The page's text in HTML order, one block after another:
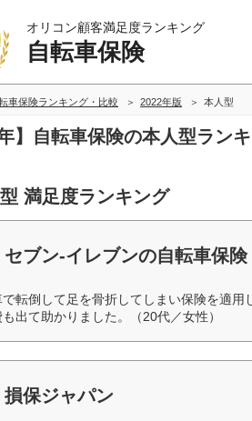
オリコン顧客満足度ランキング
自転車保険
車保険ランキング・比較 2022年版 本人型
年】自転車保険の本人型ラン
満足度ランキング
セブン‐イレブンの自転車保険
で転倒して足を骨折してしまい保険を適
出て助かりました。（20代／女性）
損保ジャパン